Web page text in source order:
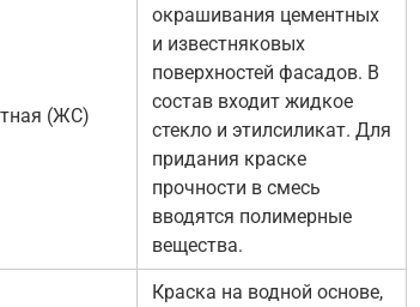
(ЖС)
окрашивания цементных
и известняковых
поверхностей фасадов. В
состав входит жидкое
стекло и этилсиликат. Для
придания краске
прочности в смесь
вводятся полимерные
вещества.
Краска на водной основе,